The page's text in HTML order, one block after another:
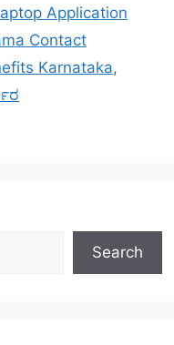
Application
Contact
Karnataka,
Search